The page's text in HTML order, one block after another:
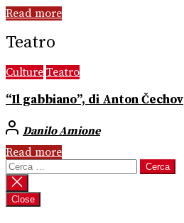
Read more
Teatro
Culture Teatro
“Il gabbiano”, di Anton Čechov
Danilo Amione
Read more
Ricerca
per:
Close